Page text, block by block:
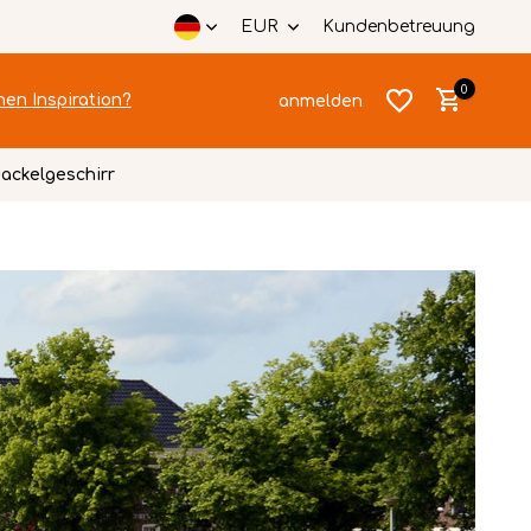
EUR Kundenbetreuung
Inspiration? anmelden
Benutzerkonto
anlegen
Benutzerkonto
0